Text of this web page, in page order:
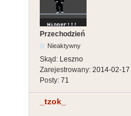
Przechodzień
Nieaktywny
Skąd: Leszno
Zarejestrowany: 2014-02-17
Posty: 71
_tzok_